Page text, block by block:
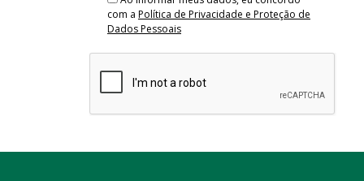
com a Política de Privacidade e Proteção de
Dados Pessoais